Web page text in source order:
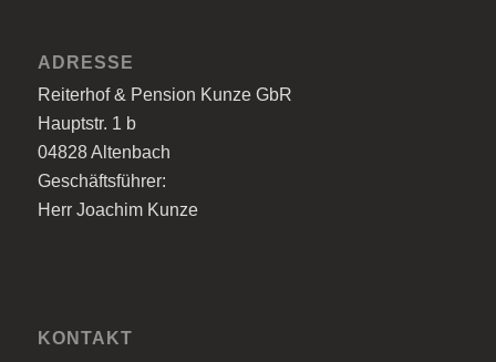
ADRESSE
Reiterhof & Pension Kunze GbR
Hauptstr. 1 b
04828 Altenbach
Geschäftsführer:
Herr Joachim Kunze
KONTAKT